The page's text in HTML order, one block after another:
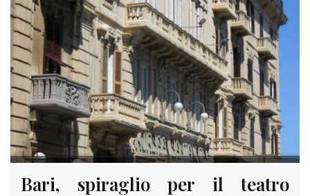
Bari, spiraglio per il teatro